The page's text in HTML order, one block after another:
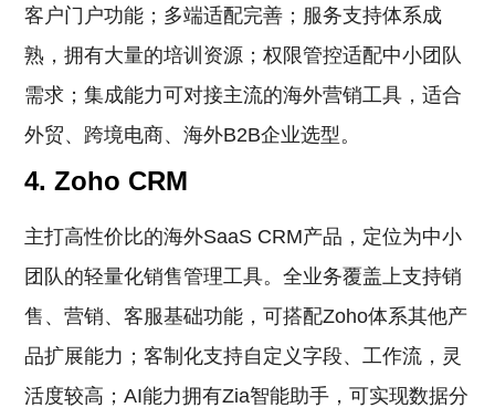
客户门户功能；多端适配完善；服务支持体系成
熟，拥有大量的培训资源；权限管控适配中小团队
需求；集成能力可对接主流的海外营销工具，适合
外贸、跨境电商、海外B2B企业选型。
4. Zoho CRM
主打高性价比的海外SaaS CRM产品，定位为中小
团队的轻量化销售管理工具。全业务覆盖上支持销
售、营销、客服基础功能，可搭配Zoho体系其他产
品扩展能力；客制化支持自定义字段、工作流，灵
活度较高；AI能力拥有Zia智能助手，可实现数据分